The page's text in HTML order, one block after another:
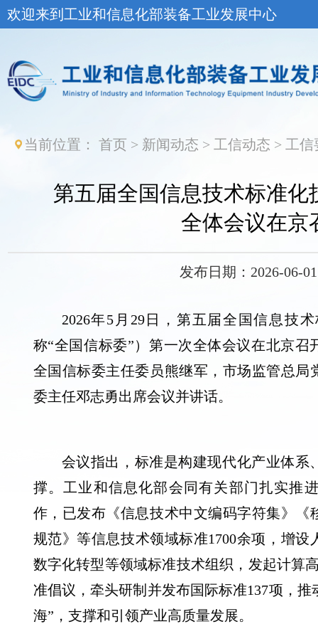
欢迎来到工业和信息化部装备工业发展中心
当前位置：首页 > 新闻动态 > 工信动态 > 工信
第五届全国信息技术标准化
全体会议在京
发布日期：2026-06-
2026年5月29日，第五届全国信息技
称“全国信标委”）第一次全体会议在北京召
全国信标委主任委员熊继军，市场监管总局
委主任邓志勇出席会议并讲话。
会议指出，标准是构建现代化产业体系
撑。工业和信息化部会同有关部门扎实推
作，已发布《信息技术中文编码字符集》《
规范》等信息技术领域标准1700余项，增
数字化转型等领域标准技术组织，发起计算
准倡议，牵头研制并发布国际标准137项，推
海”，支撑和引领产业高质量发展。